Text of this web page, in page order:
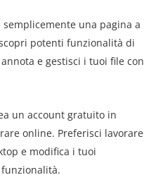
una pagina a
scopri potenti funzionalità di
e gestisci i tuoi file con
un account gratuito in
online. Preferisci lavorare
e modifica i tuoi